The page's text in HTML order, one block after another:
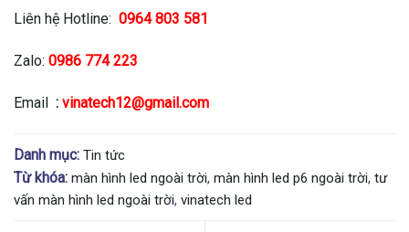
Liên hệ Hotline: 0964 803 581
Zalo: 0986 774 223
Email : vinatech12@gmail.com
Danh mục: Tin tức
Từ khóa: màn hình led ngoài trời, màn hình led p6 ngoài trời, tư
vấn màn hình led ngoài trời, vinatech led